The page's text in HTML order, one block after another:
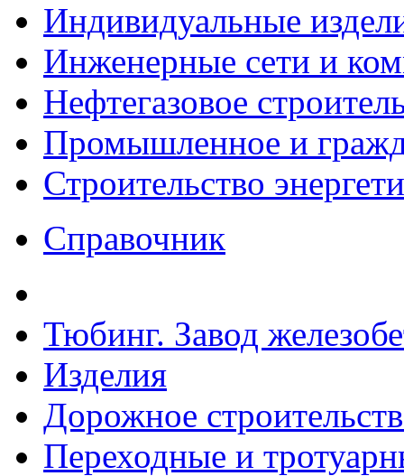
Индивидуальные
Инженерные сети и
Нефтегазовое
Промышленное и
Строительство
Справочник
Тюбинг. Завод
Изделия
Дорожное
Переходные и